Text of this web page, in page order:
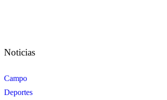
Noticias
Campo
Deportes